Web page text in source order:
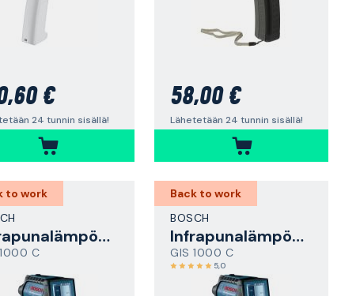
€
24 tunnin sisällä!
58,00 €
Lähetetään 24 tunnin sisällä!
to work
Infrapunalämpömittari
C
Back to work
BOSCH
Infrapunalämpömittari
GIS 1000 C
5,0